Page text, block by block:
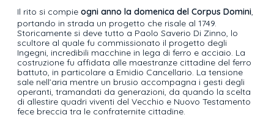
Il rito si compie ogni anno la domenica del Corpus Domini,
portando in strada un progetto che risale al 1749.
Storicamente si deve tutto a Paolo Saverio Di Zinno, lo
scultore al quale fu commissionato il progetto degli
Ingegni, incredibili macchine in lega di ferro e acciaio. La
costruzione fu affidata alle maestranze cittadine del ferro
battuto, in particolare a Emidio Cancellario. La tensione
sale nell’aria mentre un brusio accompagna i gesti degli
operanti, tramandati da generazioni, da quando la scelta
di allestire quadri viventi del Vecchio e Nuovo Testamento
fece breccia tra le confraternite cittadine.